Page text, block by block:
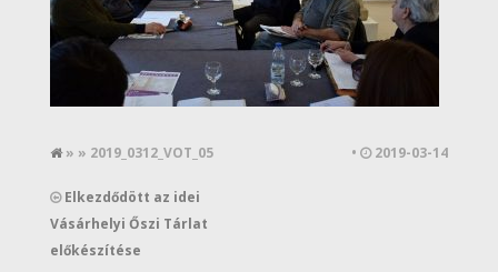
» » 2019_0312_VOT_05 • 2019-03-14
Elkezdődött az idei
Vásárhelyi Őszi Tárlat
előkészítése